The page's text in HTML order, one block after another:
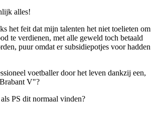
alles!
het feit dat mijn talenten het niet toelieten om
te verdienen, met alle geweld toch betaald
puur omdat er subsidiepotjes voor hadden
voetballer door het leven dankzij een,
V"?
PS dit normaal vinden?